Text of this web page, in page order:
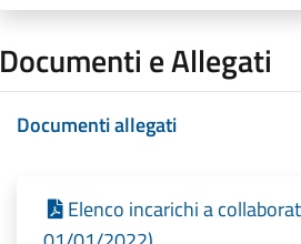
Documenti e Allegati
Documenti allegati
Elenco incarichi a